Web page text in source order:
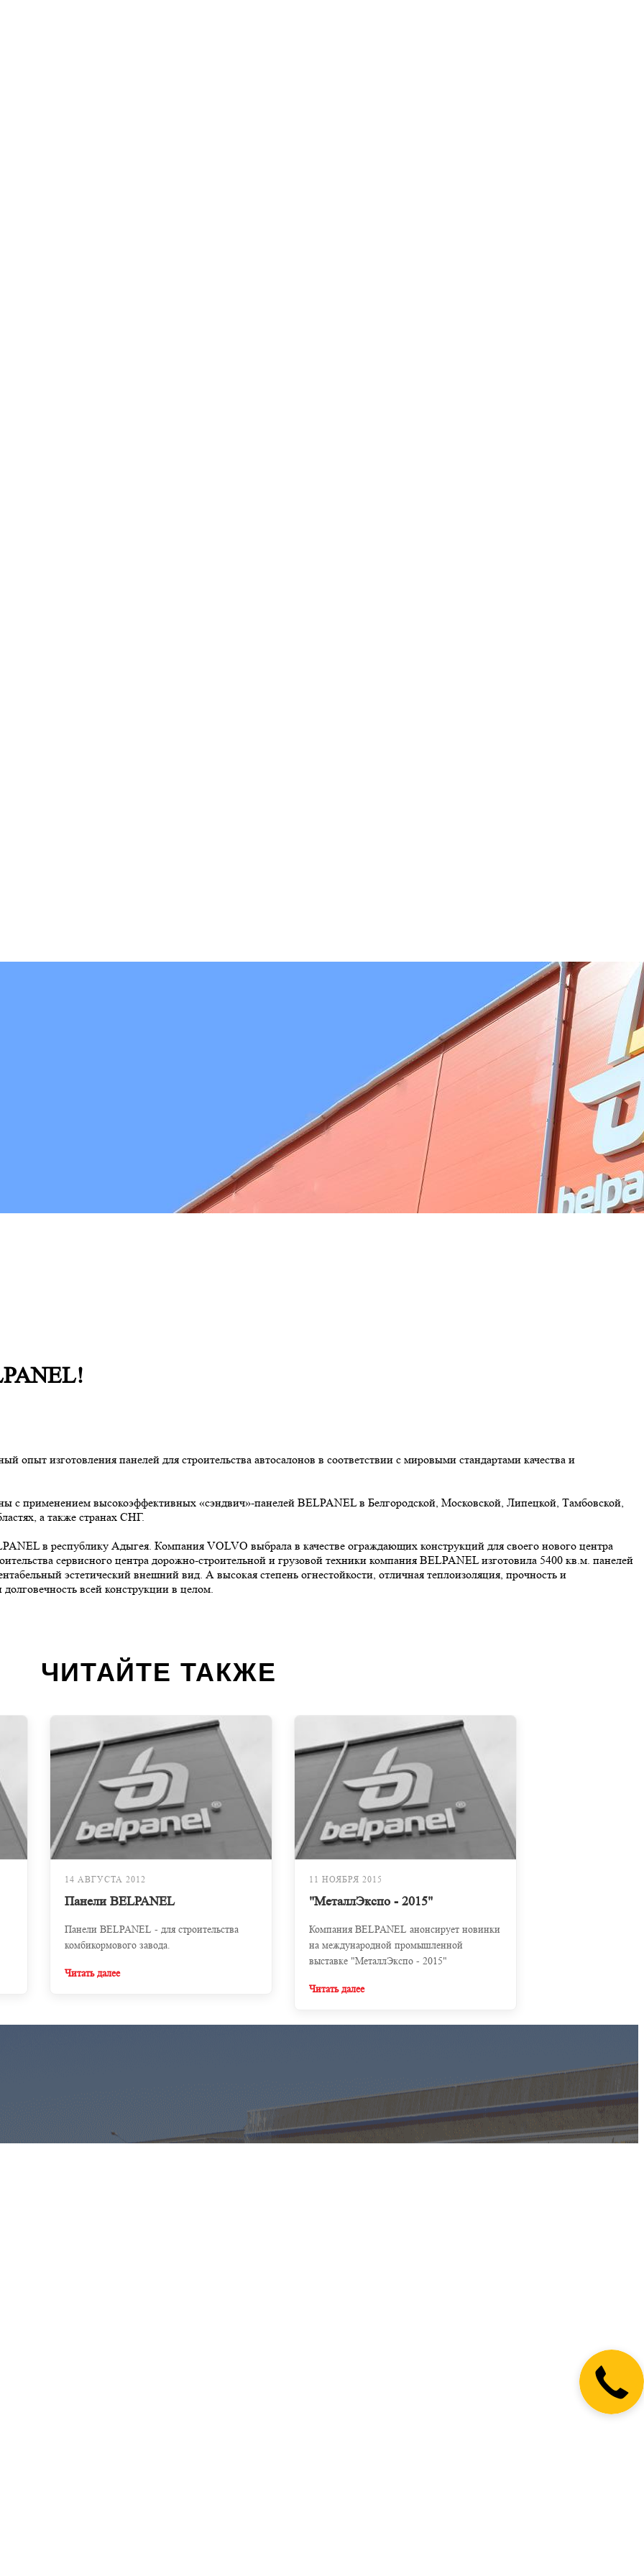
изготовления панелей для строительства автосалонов в соответствии с мировыми стандартами качества и
с применением высокоэффективных «сэндвич»-панелей BELPANEL в Белгородской, Московской, Липецкой, Тамбовской,
а также странах СНГ.
в республику Адыгея. Компания VOLVO выбрала в качестве ограждающих конструкций для своего нового центра
сервисного центра дорожно-строительной и грузовой техники компания BELPANEL изготовила 5400 кв.м. панелей
эстетический внешний вид. А высокая степень огнестойкости, отличная теплоизоляция, прочность и
всей конструкции в целом.
ЧИТАЙТЕ ТАКЖЕ
14 АВГУСТА 2012
Панели BELPANEL
Панели BELPANEL - для строительства
комбикормового завода.
Читать далее
11 НОЯБРЯ 2015
"МеталлЭкспо - 2015"
Компания BELPANEL анонсирует новинки
на международной промышленной
выставке "МеталлЭкспо - 2015"
Читать далее